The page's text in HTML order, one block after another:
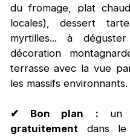
du fromage, plat
locales), dessert
myrtilles... à
décoration
terrasse avec la vue
les massifs environnants.
✔ Bon plan : un
gratuitementdans le